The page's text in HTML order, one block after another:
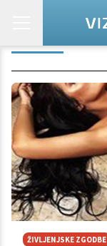
ŽIVLJENJSKE ZGODBE